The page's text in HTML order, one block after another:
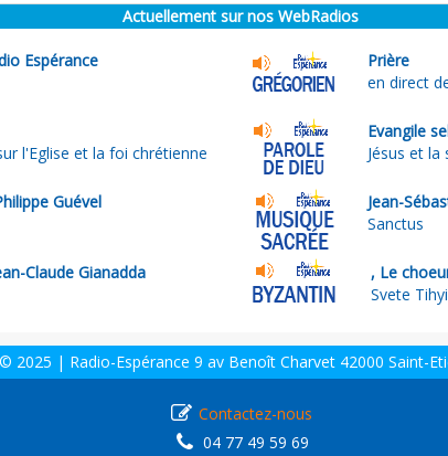
Actuellement sur nos WebRadios
Espérance
Prière
en direct
l'Eglise et la foi chrétienne
Evangile
Jésus et la
Guével
Jean-
Sanctus
Claude Gianadda
, Le
Svete
© 2025 | Radio-Espérance 9 av Benoît Charvet 42000 Saint-
Contactez-nous
04 77 49 59 69